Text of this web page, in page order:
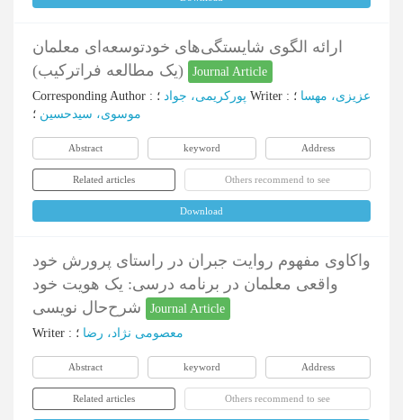
ارائه الگوی شایستگی‌های خودتوسعه‌ای معلمان
Journal Article
Corresponding Author : پورکریمی، جواد Writer : عزیزی، مهسا ؛
موسوی، سیدحسین ؛
Abstract keyword Address
Related articles Others recommend to see
Download
واکاوی مفهوم روایت جبران در راستای پرورش خود
واقعی معلمان در برنامه درسی: یک هویت خود
Journal Article
Writer : معصومی نژاد، رضا ؛
Abstract keyword Address
Related articles Others recommend to see